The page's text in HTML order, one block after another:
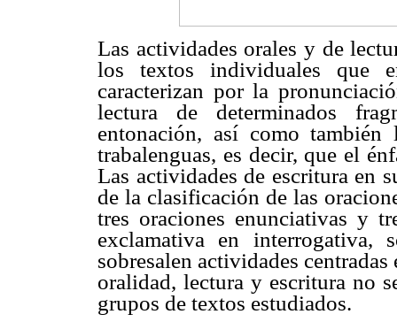
Las actividades orales y de
los textos individuales que
caracterizan por la
lectura de determinados
entonación, así como
trabalenguas, es decir, que el
Las actividades de escritura en
de la clasificación de las
tres oraciones enunciativas y
exclamativa en
sobresalen actividades
oralidad, lectura y escritura no
grupos de textos estudiados.